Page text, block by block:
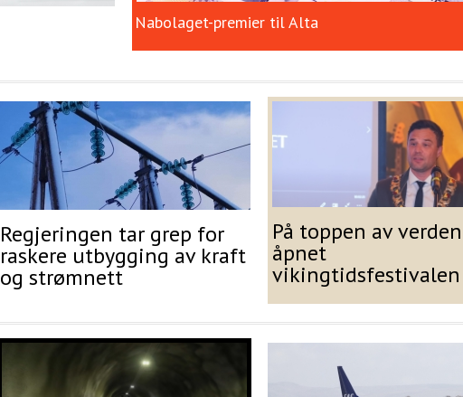
Nabolaget-premier til Alta
Regjeringen tar grep for
raskere utbygging av kraft
og strømnett
På toppen av verden
åpnet
vikingtidsfestivalen